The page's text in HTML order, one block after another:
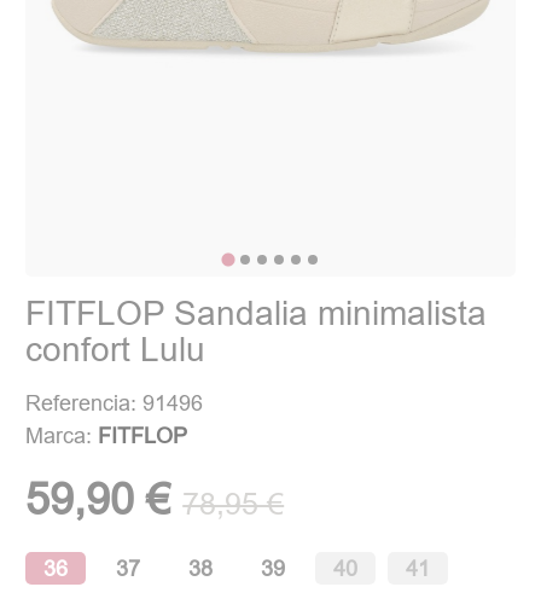
FITFLOP Sandalia minimalista
confort Lulu
Referencia: 91496
Marca: FITFLOP
59,90 € 78,95 €
36 37 38 39 40 41